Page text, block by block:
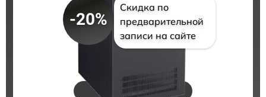
-20%
Скидка по
предварительной
записи на сайте
Цены на ремонт